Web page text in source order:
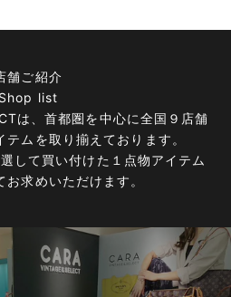
舗ご紹介
Shop list
は、首都圏を中心に全国９店舗
ムを取り揃えております。
して買い付けた１点物アイテム
お求めいただけます。